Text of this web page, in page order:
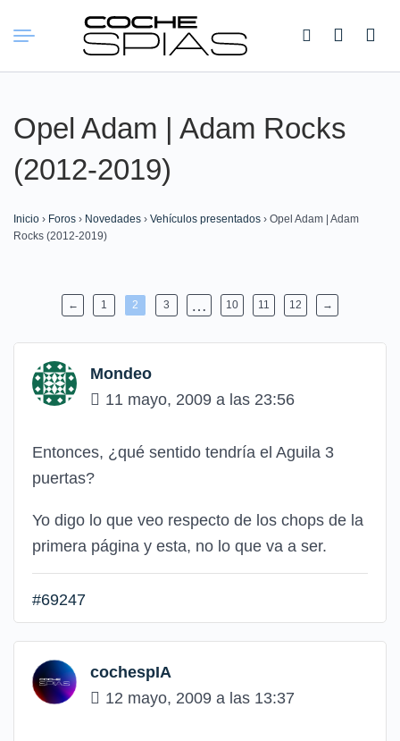
Buscar:
Opel Adam | Adam Rocks
(2012-2019)
Inicio › Foros › Novedades › Vehículos presentados › Opel Adam | Adam
Rocks (2012-2019)
← 1 2 3 … 10 11 12 →
Mondeo
11 mayo, 2009 a las 23:56
Entonces, ¿qué sentido tendría el Aguila 3
puertas?
Yo digo lo que veo respecto de los chops de la
primera página y esta, no lo que va a ser.
#69247
cochespIA
12 mayo, 2009 a las 13:37